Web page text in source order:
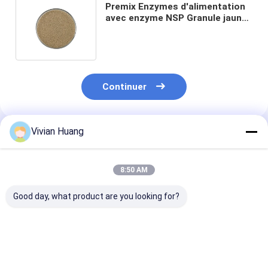
Premix Enzymes d'alimentation
avec enzyme NSP Granule jaune
Continuer
Produits Recommandés
Vivian Huang
8:50 AM
Good day, what product are you looking for?